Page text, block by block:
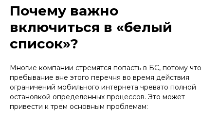
Почему важно
включиться в «белый
список»?
Многие компании стремятся попасть в БС, потому что
пребывание вне этого перечня во время действия
ограничений мобильного интернета чревато полной
остановкой определенных процессов. Это может
привести к трем основным проблемам:
ПОЛИНА ПУШКАРЁВА
юрист практики защиты